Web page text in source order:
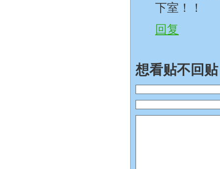
下室！！
回复
想看贴不回